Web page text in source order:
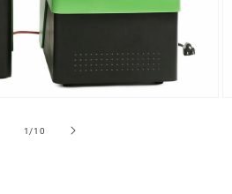
1 /από
10